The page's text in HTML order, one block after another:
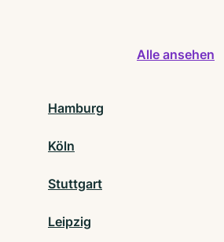
Alle ansehen
Hamburg
Köln
Stuttgart
Leipzig